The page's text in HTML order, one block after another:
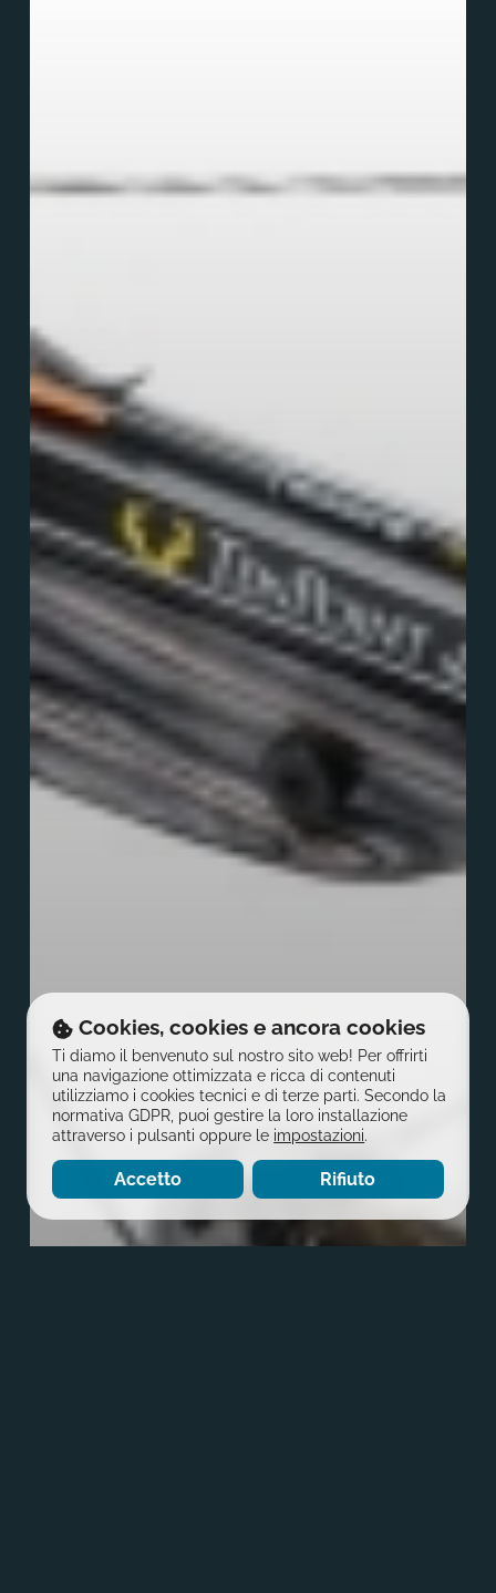
Cookies, cookies e ancora cookies
Ti diamo il benvenuto sul nostro sito web! Per offrirti
una navigazione ottimizzata e ricca di contenuti
utilizziamo i cookies tecnici e di terze parti. Secondo la
normativa GDPR, puoi gestire la loro installazione
attraverso i pulsanti oppure le impostazioni.
Accetto Rifiuto